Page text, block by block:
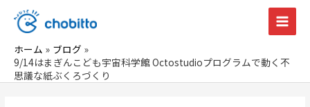
Main
ホーム
ブログ
9/14はまぎんこども宇宙科学館 Octostudioプログラムで動く不
思議な紙ぶくろづくり